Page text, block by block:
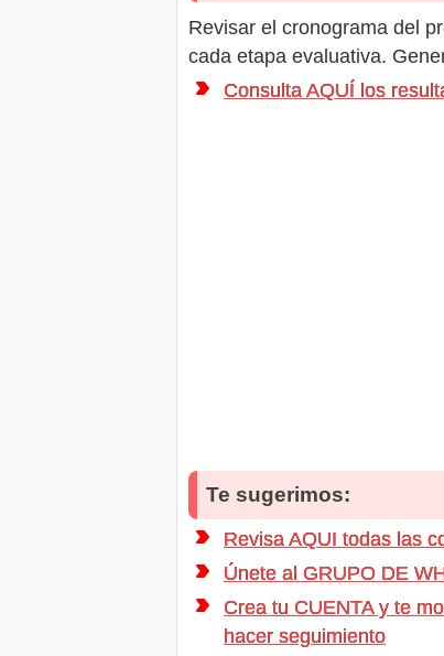
Revisar el cronograma del
cada etapa evaluativa.
Consulta AQUÍ los
Te sugerimos:
Revisa AQUI todas las
Únete al GRUPO DE
Crea tu CUENTA y te
hacer seguimiento